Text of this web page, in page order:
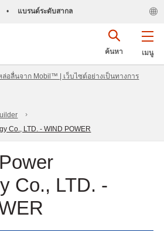
• แบรนด์ระดับสากล
เมนู
ค้นหา
ลื่นจาก Mobil™ | เว็บไซต์อย่างเป็นทางการ
Co., LTD. - WIND POWER
Co., LTD. -